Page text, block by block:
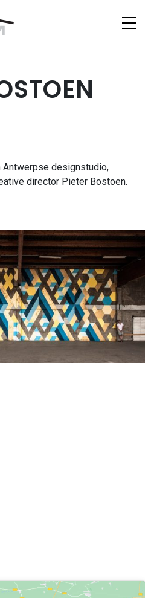
designstudio,
director Pieter Bostoen.